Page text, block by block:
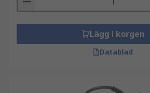
Lägg i korgen
Datablad